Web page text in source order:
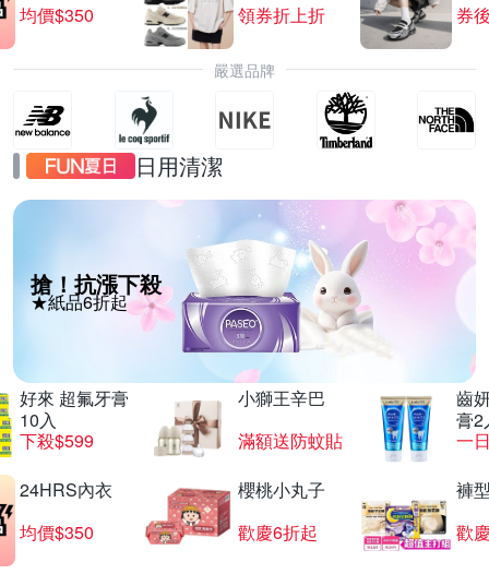
均價$350
領券折上折
券
嚴選品牌
日用清潔
搶！抗漲下殺
★紙品6折起
好來 超氟牙膏
10入
下殺$599
小獅王辛巴
滿額送防蚊貼
齒
膏2
一
24HRS內衣
均價$350
櫻桃小丸子
歡慶6折起
褲
歡